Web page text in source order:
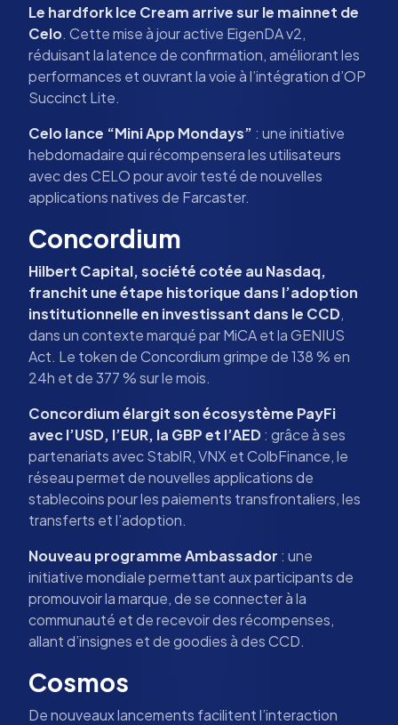
Le hardfork Ice Cream arrive sur le mainnet de
Celo. Cette mise à jour active EigenDA v2,
réduisant la latence de confirmation, améliorant les
performances et ouvrant la voie à l’intégration d’OP
Succinct Lite.
Celo lance “Mini App Mondays” : une initiative
hebdomadaire qui récompensera les utilisateurs
avec des CELO pour avoir testé de nouvelles
applications natives de Farcaster.
Concordium
Hilbert Capital, société cotée au Nasdaq,
franchit une étape historique dans l’adoption
institutionnelle en investissant dans le CCD,
dans un contexte marqué par MiCA et la GENIUS
Act. Le token de Concordium grimpe de 138 % en
24h et de 377 % sur le mois.
Concordium élargit son écosystème PayFi
avec l’USD, l’EUR, la GBP et l’AED: grâce à ses
partenariats avec StablR, VNX et ColbFinance, le
réseau permet de nouvelles applications de
stablecoins pour les paiements transfrontaliers, les
transferts et l’adoption.
Nouveau programme Ambassador : une
initiative mondiale permettant aux participants de
promouvoir la marque, de se connecter à la
communauté et de recevoir des récompenses,
allant d’insignes et de goodies à des CCD.
Cosmos
De nouveaux lancements facilitent l’interaction